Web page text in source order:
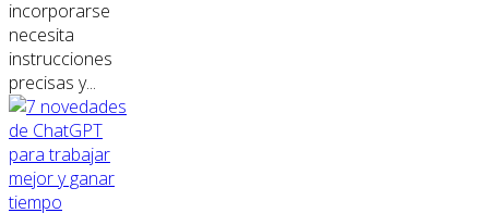
incorporarse
necesita
instrucciones
precisas y...